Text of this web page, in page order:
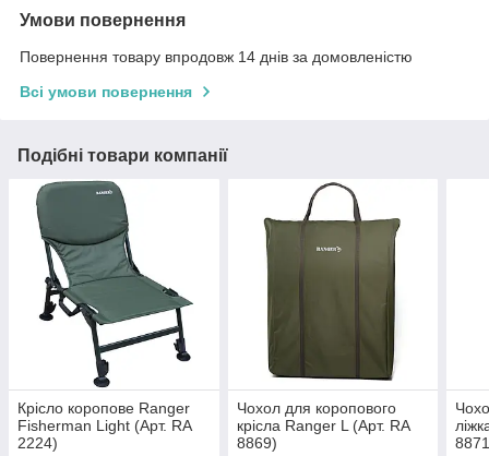
Умови повернення
Повернення товару впродовж 14 днів за домовленістю
Всі умови повернення
Подібні товари компанії
Крісло коропове Ranger
Fisherman Light (Арт. RA
2224)
Чохол для коропового
крісла Ranger L (Арт. RA
8869)